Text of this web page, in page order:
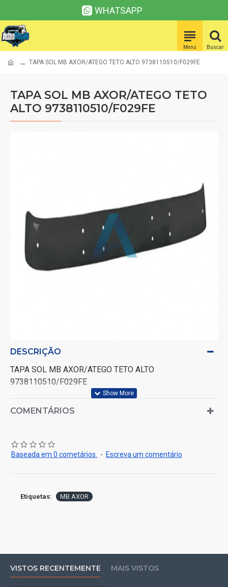
WHATSAPP
TAPA SOL MB AXOR/ATEGO TETO ALTO 9738110510/F029FE
TAPA SOL MB AXOR/ATEGO TETO
ALTO 9738110510/F029FE
DESCRIÇÃO
TAPA SOL MB AXOR/ATEGO TETO ALTO
9738110510/F029FE
COMENTÁRIOS
Baseada em 0 cometários. - Escreva um comentário
Etiquetas: MB AXOR
VISTOS RECENTEMENTE MAIS VISTOS